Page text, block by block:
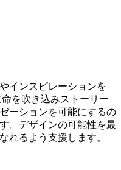
インスピレーションを
を吹き込みストーリー
ーションを可能にするの
。デザインの可能性を最
れるよう支援します。